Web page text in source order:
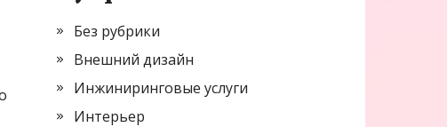
Без рубрики
Внешний дизайн
Инжиниринговые услуги
Интерьер